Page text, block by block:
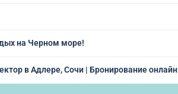
на Черном море!
в Адлере, Сочи | Бронирование онлайн